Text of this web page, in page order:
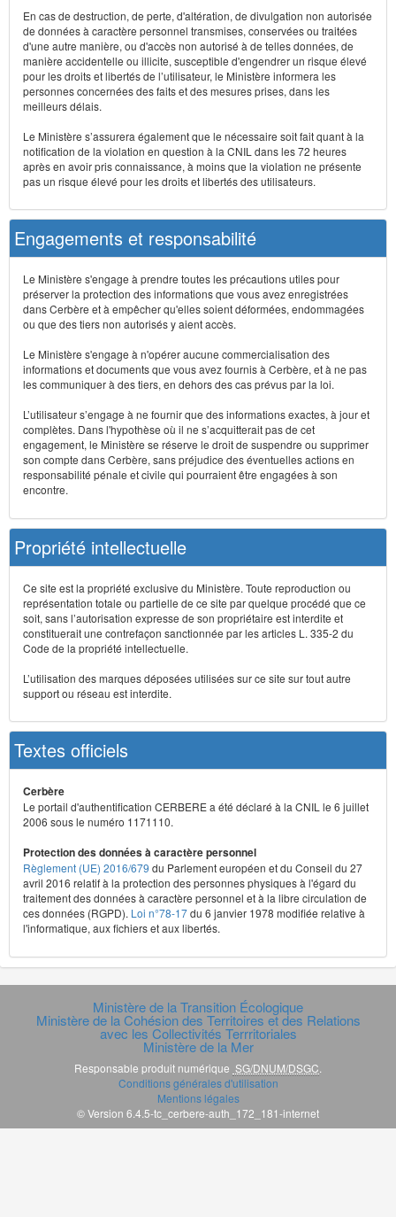
En cas de destruction, de perte, d'altération, de divulgation non autorisée
de données à caractère personnel transmises, conservées ou traitées
d'une autre manière, ou d'accès non autorisé à de telles données, de
manière accidentelle ou illicite, susceptible d'engendrer un risque élevé
pour les droits et libertés de l’utilisateur, le Ministère informera les
personnes concernées des faits et des mesures prises, dans les
meilleurs délais.
Le Ministère s’assurera également que le nécessaire soit fait quant à la
notification de la violation en question à la CNIL dans les 72 heures
après en avoir pris connaissance, à moins que la violation ne présente
pas un risque élevé pour les droits et libertés des utilisateurs.
Engagements et responsabilité
Le Ministère s'engage à prendre toutes les précautions utiles pour
préserver la protection des informations que vous avez enregistrées
dans Cerbère et à empêcher qu'elles soient déformées, endommagées
ou que des tiers non autorisés y aient accès.
Le Ministère s'engage à n'opérer aucune commercialisation des
informations et documents que vous avez fournis à Cerbère, et à ne pas
les communiquer à des tiers, en dehors des cas prévus par la loi.
L’utilisateur s’engage à ne fournir que des informations exactes, à jour et
complètes. Dans l'hypothèse où il ne s’acquitterait pas de cet
engagement, le Ministère se réserve le droit de suspendre ou supprimer
son compte dans Cerbère, sans préjudice des éventuelles actions en
responsabilité pénale et civile qui pourraient être engagées à son
encontre.
Propriété intellectuelle
Ce site est la propriété exclusive du Ministère. Toute reproduction ou
représentation totale ou partielle de ce site par quelque procédé que ce
soit, sans l’autorisation expresse de son propriétaire est interdite et
constituerait une contrefaçon sanctionnée par les articles L. 335-2 du
Code de la propriété intellectuelle.
L’utilisation des marques déposées utilisées sur ce site sur tout autre
support ou réseau est interdite.
Textes officiels
Cerbère
Le portail d'authentification CERBERE a été déclaré à la CNIL le 6 juillet
2006 sous le numéro 1171110.
Protection des données à caractère personnel
Règlement (UE) 2016/679 du Parlement européen et du Conseil du 27
avril 2016 relatif à la protection des personnes physiques à l'égard du
traitement des données à caractère personnel et à la libre circulation de
ces données (RGPD). Loi n°78-17du 6 janvier 1978 modifiée relative à
l'informatique, aux fichiers et aux libertés.
Ministère de la Transition Écologique
Ministère de la Cohésion des Territoires et des Relations
avec les Collectivités Terrritoriales
Ministère de la Mer
Responsable produit numérique SG/DNUM/DSGC
Conditions générales d'utilisation
Mentions légales
© Version 6.4.5-tc_cerbere-auth_172_181-internet